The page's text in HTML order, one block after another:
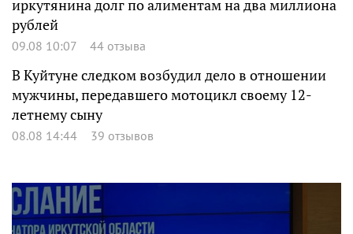
иркутянина долг по алиментам на два миллиона
рублей
09.08 10:07 44 отзыва
В Куйтуне следком возбудил дело в отношении
мужчины, передавшего мотоцикл своему 12-
летнему сыну
08.08 14:44 39 отзывов